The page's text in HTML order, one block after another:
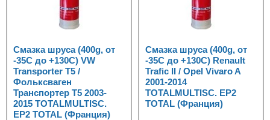
Смазка шруса (400g, от
-35С до +130C) VW
Transporter T5 /
Фольксваген
Транспортер Т5 2003-
2015 TOTALMULTISC.
EP2 TOTAL (Франция)
Смазка шруса (400g, от
-35С до +130C) Renault
Trafic II / Opel Vivaro A
2001-2014
TOTALMULTISC. EP2
TOTAL (Франция)